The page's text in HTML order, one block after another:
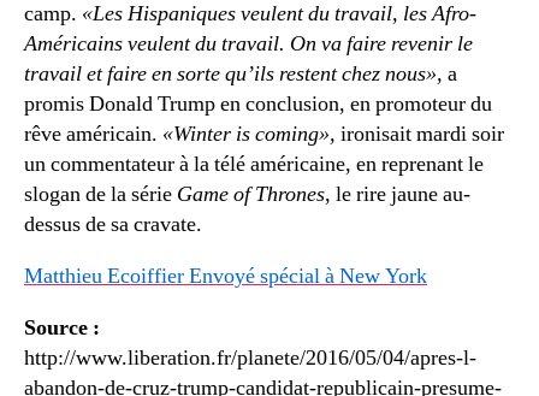
camp. «Les Hispaniques veulent du travail, les Afro-
Américains veulent du travail. On va faire revenir le
travail et faire en sorte qu’ils restent chez nous», a
promis Donald Trump en conclusion, en promoteur du
rêve américain. «Winter is coming», ironisait mardi soir
un commentateur à la télé américaine, en reprenant le
slogan de la série Game of Thrones, le rire jaune au-
dessus de sa cravate.
Matthieu Ecoiffier Envoyé spécial à New York
Source :
http://www.liberation.fr/planete/2016/05/04/apres-l-
abandon-de-cruz-trump-candidat-republicain-presume-